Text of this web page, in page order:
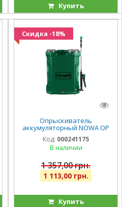
Купить
Скидка -18%
Опрыскиватель
аккумуляторный NOWA OP
1812k
Код: 000241175
В наличии
1 357,00 грн.
1 113,00 грн.
Купить